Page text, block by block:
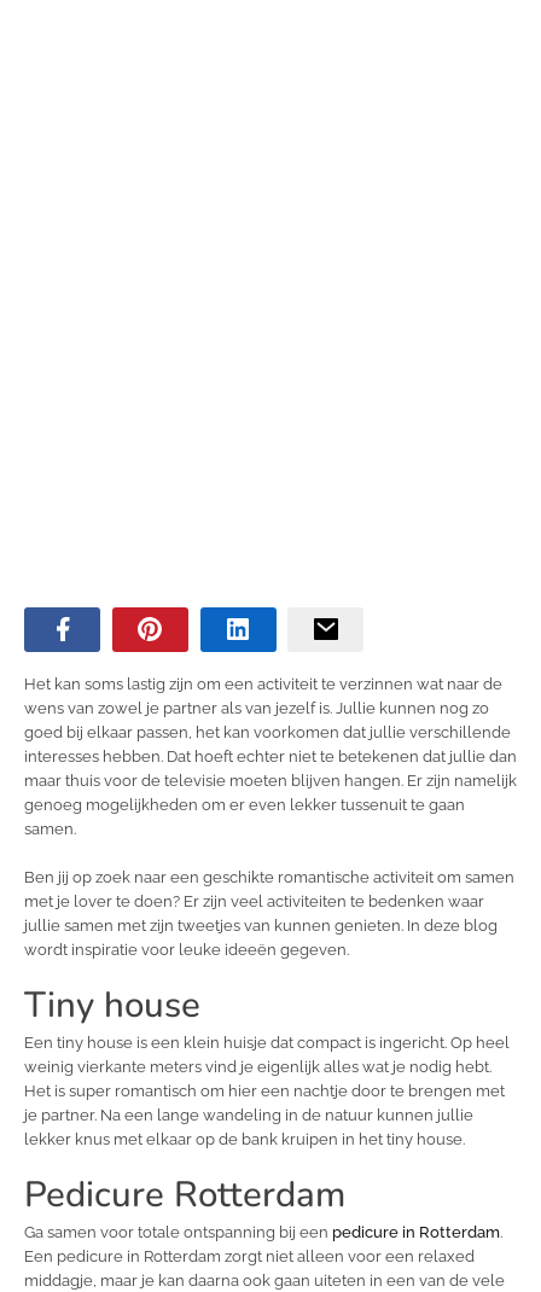
Het kan soms lastig zijn om een activiteit te verzinnen wat naar de
wens van zowel je partner als van jezelf is. Jullie kunnen nog zo
goed bij elkaar passen, het kan voorkomen dat jullie verschillende
interesses hebben. Dat hoeft echter niet te betekenen dat jullie dan
maar thuis voor de televisie moeten blijven hangen. Er zijn namelijk
genoeg mogelijkheden om er even lekker tussenuit te gaan
samen.
Ben jij op zoek naar een geschikte romantische activiteit om samen
met je lover te doen? Er zijn veel activiteiten te bedenken waar
jullie samen met zijn tweetjes van kunnen genieten. In deze blog
wordt inspiratie voor leuke ideeën gegeven.
Tiny house
Een tiny house is een klein huisje dat compact is ingericht. Op heel
weinig vierkante meters vind je eigenlijk alles wat je nodig hebt.
Het is super romantisch om hier een nachtje door te brengen met
je partner. Na een lange wandeling in de natuur kunnen jullie
lekker knus met elkaar op de bank kruipen in het tiny house.
Pedicure Rotterdam
Ga samen voor totale ontspanning bij een pedicure in Rotterdam.
Een pedicure in Rotterdam zorgt niet alleen voor een relaxed
middagje, maar je kan daarna ook gaan uiteten in een van de vele